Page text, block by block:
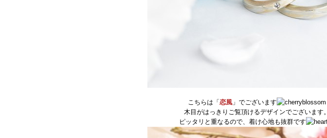
こちらは「恋風 」でございます
木目がはっきりご覧頂けるデザインでございます。
ピッタリと重なるので、着け心地も抜群です